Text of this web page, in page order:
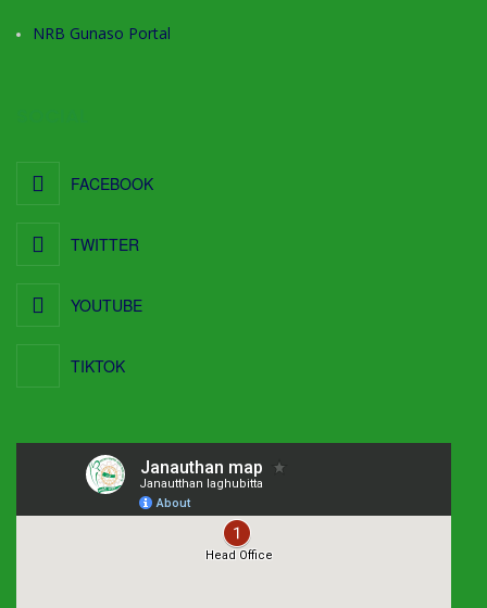
NRB Gunaso Portal
FACEBOOK
TWITTER
YOUTUBE
TIKTOK